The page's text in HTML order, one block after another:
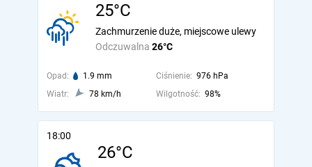
25°C
Odczuwalna 26°C
Zachmurzenie duże, miejscowe ulewy
Opad: 1.9 mm Ciśnienie: 976 hPa
Wiatr:
78 km/h Wilgotność: 98%
18:00
26°C